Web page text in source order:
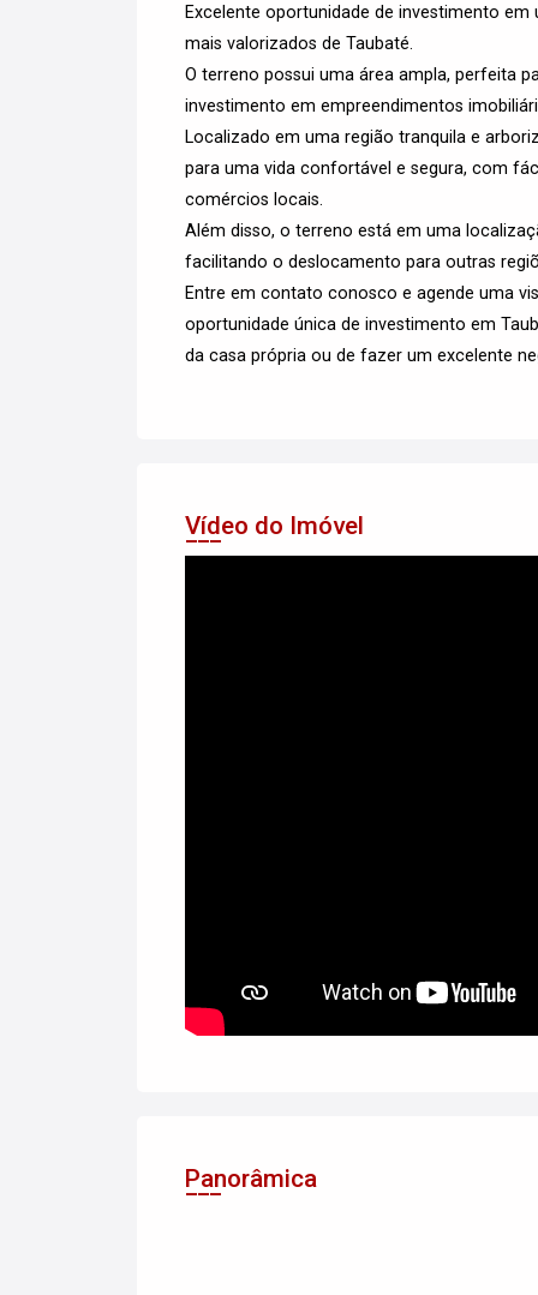
Excelente oportunidade de investimento
mais valorizados de Taubaté.
O terreno possui uma área ampla, perfeita
investimento em empreendimentos
Localizado em uma região tranquila e
para uma vida confortável e segura, com
comércios locais.
Além disso, o terreno está em uma
facilitando o deslocamento para outras
Entre em contato conosco e agende uma
oportunidade única de investimento em
da casa própria ou de fazer um excelente
Vídeo do Imóvel
Panorâmica